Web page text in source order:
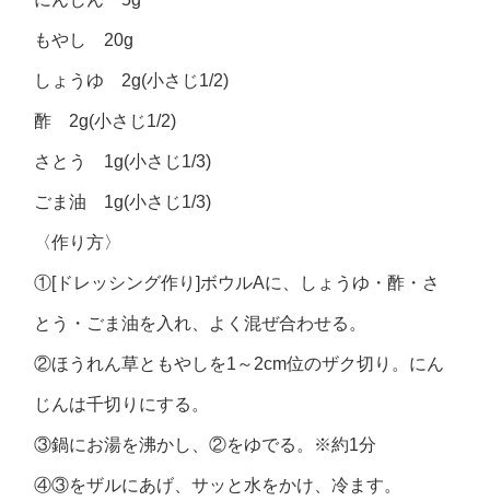
もやし 20g
しょうゆ 2g(小さじ1/2)
酢 2g(小さじ1/2)
さとう 1g(小さじ1/3)
ごま油 1g(小さじ1/3)
〈作り方〉
①[ドレッシング作り]ボウルAに、しょうゆ・酢・さ
とう・ごま油を入れ、よく混ぜ合わせる。
②ほうれん草ともやしを1～2cm位のザク切り。にん
じんは千切りにする。
③鍋にお湯を沸かし、②をゆでる。※約1分
④③をザルにあげ、サッと水をかけ、冷ます。